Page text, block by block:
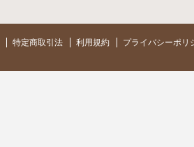
特定商取引法 利用規約 プライバシーポリ